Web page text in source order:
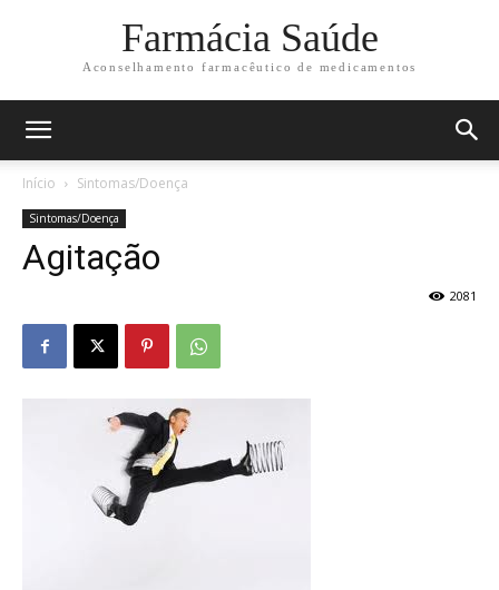
Farmácia Saúde
Aconselhamento farmacêutico de medicamentos
Início Sintomas/Doença
Sintomas/Doença
Agitação
2081